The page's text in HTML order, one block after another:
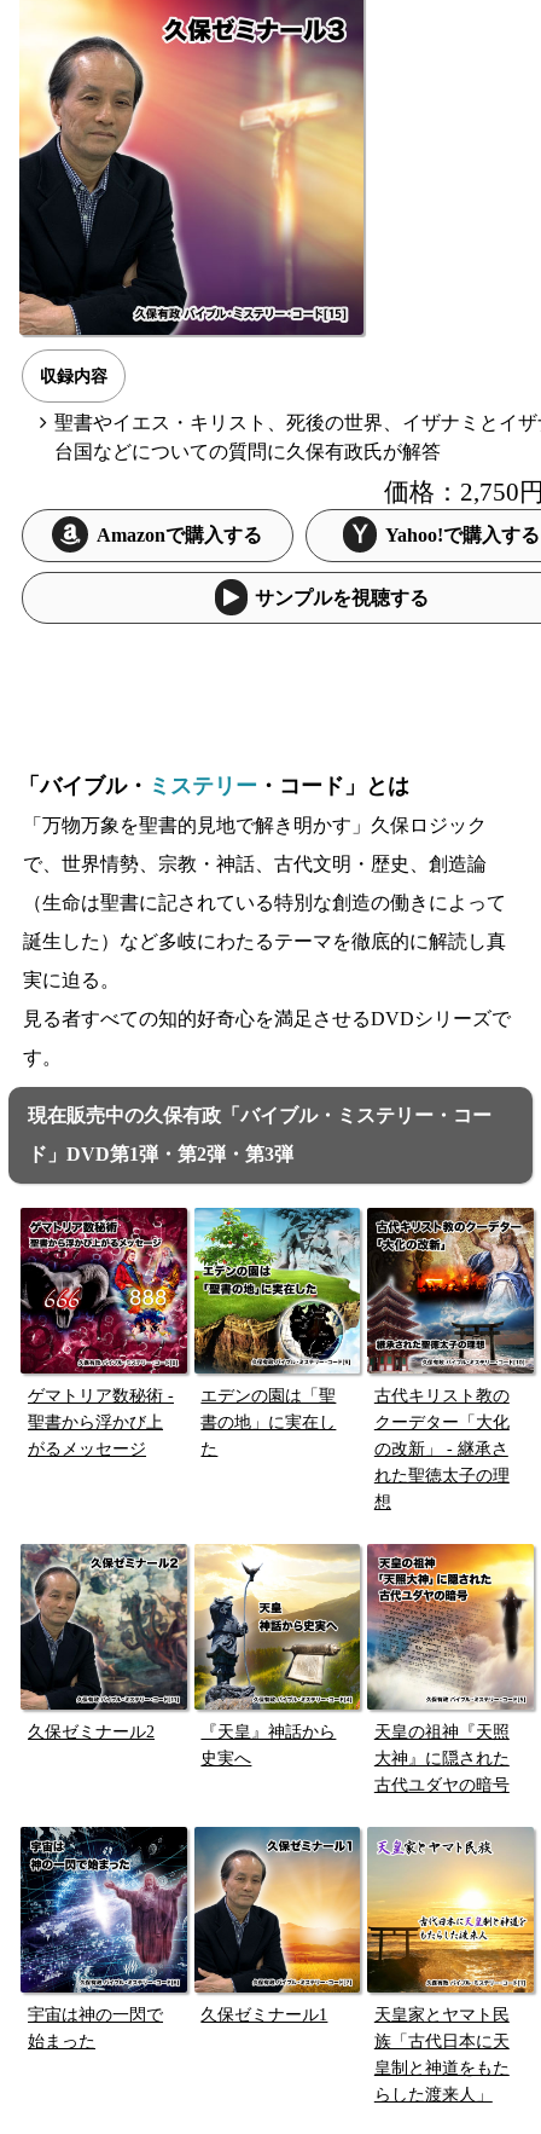
収録内容
聖書やイエス・キリスト、死後の世界、イザナミとイ
台国などについての質問に久保有政氏が解答
価格：2,750
Amazonで購入する Yahoo!で購入する
サンプルを視聴する
「バイブル・ ミステリー ・コード」とは
「万物万象を聖書的見地で解き明かす」久保ロジック
で、世界情勢、宗教・神話、古代文明・歴史、創造論
（生命は聖書に記されている特別な創造の働きによって
誕生した）など多岐にわたるテーマを徹底的に解読し真
実に迫る。
見る者すべての知的好奇心を満足させるDVDシリーズで
す。
現在販売中の久保有政「バイブル・ミステリー・コー
ド」DVD第1弾・第2弾・第3弾
ゲマトリア数秘術 -
聖書から浮かび上
がるメッセージ
エデンの園は「聖
書の地」に実在し
た
古代キリスト教の
クーデター「大化
の改新」 - 継承さ
れた聖徳太子の理
想
久保ゼミナール2
『天皇』神話から
史実へ
天皇の祖神『天照
大神』に隠された
古代ユダヤの暗号
宇宙は神の一閃で
始まった
久保ゼミナール1
天皇家とヤマト民
族「古代日本に天
皇制と神道をもた
らした渡来人」